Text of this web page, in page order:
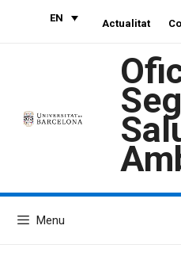
EN Actualitat
Menu